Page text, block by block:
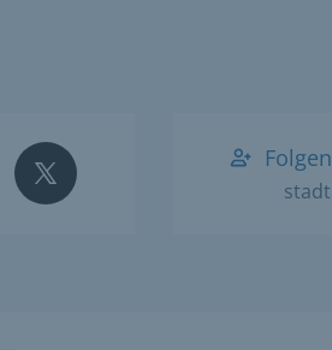
Folgen